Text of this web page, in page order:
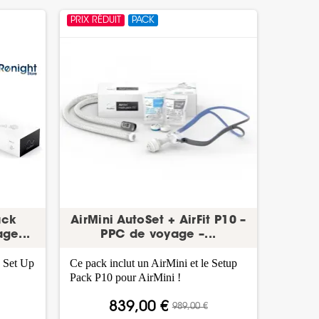
Up
PRIX RÉDUIT PACK
AirMini AutoSet + AirFit P10 –
PPC de voyage –...
839,00 € 989,00 €
Ce pack inclut un AirMini et le Setup
Pack P10 pour AirMini !